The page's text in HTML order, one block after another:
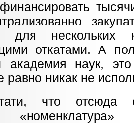
для нескольких
откатами. А
наук, это
равно никак не
что отсюда